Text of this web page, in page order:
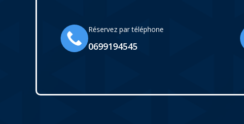
Réservez par téléphone
0699194545